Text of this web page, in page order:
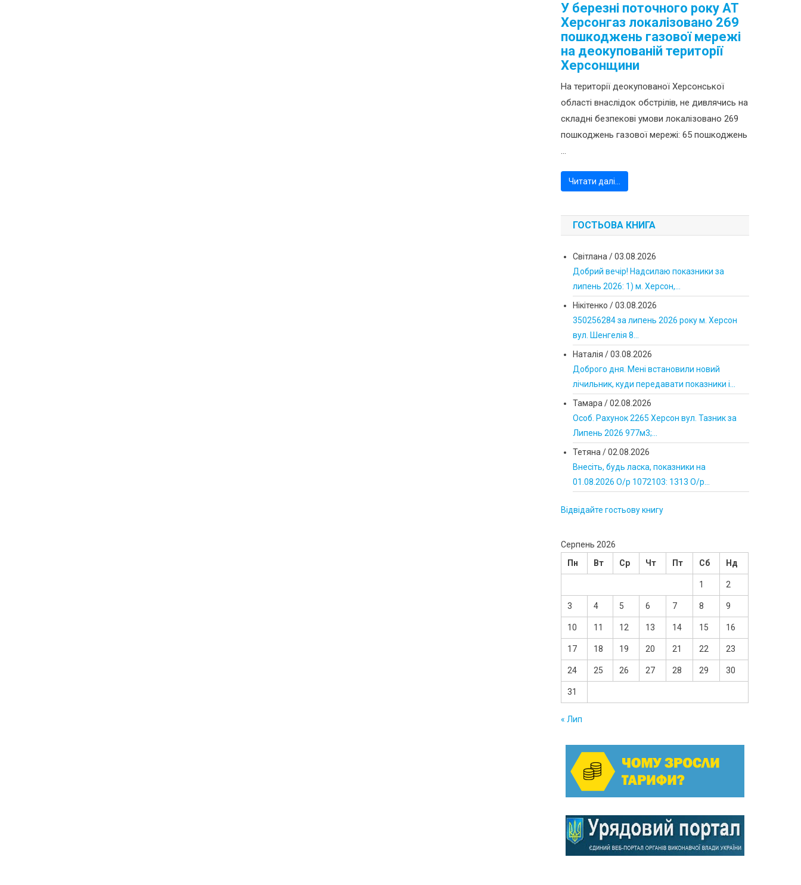
У березні поточного року АТ
Херсонгаз локалізовано 269
пошкоджень газової мережі
на деокупованій території
Херсонщини
На території деокупованої Херсонської
області внаслідок обстрілів, не дивлячись на
складні безпекові умови локалізовано 269
пошкоджень газової мережі: 65 пошкоджень
...
Читати далі…
ГОСТЬОВА КНИГА
Світлана /03.08.2026
Добрий вечір! Надсилаю показники за
липень 2026: 1) м. Херсон,...
Нікітенко /03.08.2026
350256284 за липень 2026 року м. Херсон
вул. Шенгелія 8...
Наталія /03.08.2026
Доброго дня. Мені встановили новий
лічильник, куди передавати показники і...
Тамара /02.08.2026
Особ. Рахунок 2265 Херсон вул. Тазник за
Липень 2026 977м3;...
Тетяна /02.08.2026
Внесіть, будь ласка, показники на
01.08.2026 О/р 1072103: 1313 О/р...
Відвідайте гостьову книгу
Серпень 2026
Пн
Вт Ср Чт Пт Сб Нд
1 2
3 4 5 6 7 8 9
10 11 12 13 14 15 16
17 18 19 20 21 22 23
24 25 26 27 28 29 30
31
« Лип